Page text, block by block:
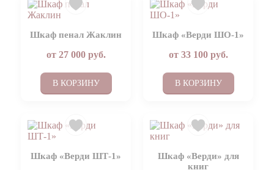
Шкаф пенал Жаклин
от 27 000руб.
В КОРЗИНУ
Шкаф «Верди ШО-1»
от 33 100руб.
В КОРЗИНУ
Шкаф «Верди ШТ-1»
Шкаф «Верди» для
книг